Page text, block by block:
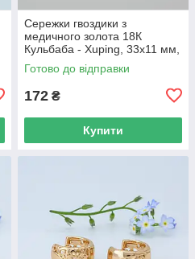
Сережки гвоздики з
медичного золота 18К
Кульбаба - Xuping, 33х11 мм,
8 г, арт. 59404
Готово до відправки
172 ₴
Купити